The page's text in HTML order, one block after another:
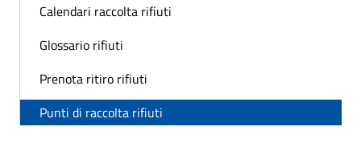
Calendari raccolta rifiuti
Glossario rifiuti
Prenota ritiro rifiuti
Punti di raccolta rifiuti